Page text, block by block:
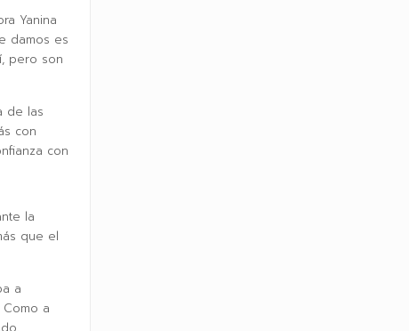
Yanina
damos es
pero son
de las
con
con
la
que el
a
a